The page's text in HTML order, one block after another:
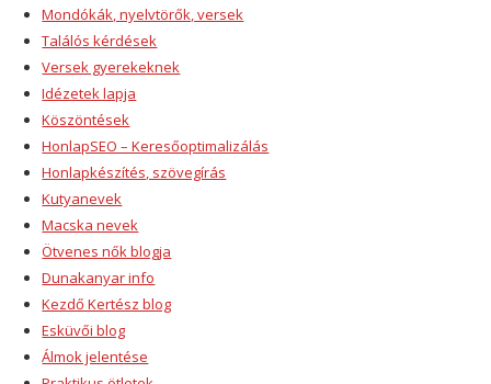
Mondókák, nyelvtörők, versek
Találós kérdések
Versek gyerekeknek
Idézetek lapja
Köszöntések
HonlapSEO – Keresőoptimalizálás
Honlapkészítés, szövegírás
Kutyanevek
Macska nevek
Ötvenes nők blogja
Dunakanyar info
Kezdő Kertész blog
Esküvői blog
Álmok jelentése